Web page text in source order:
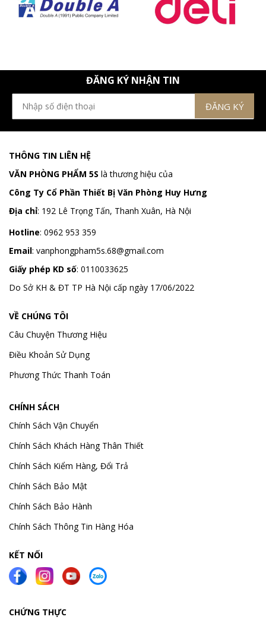
ĐĂNG KÝ NHẬN TIN
THÔNG TIN LIÊN HỆ
VĂN PHÒNG PHẨM 5S là thương hiệu của
Công Ty Cổ Phần Thiết Bị Văn Phòng Huy Hưng
Địa chỉ: 192 Lê Trọng Tấn, Thanh Xuân, Hà Nội
Hotline: 0962 953 359
Email: vanphongpham5s.68@gmail.com
Giấy phép KD số: 0110033625
Do Sở KH & ĐT TP Hà Nội cấp ngày 17/06/2022
VỀ CHÚNG TÔI
Câu Chuyện Thương Hiệu
Điều Khoản Sử Dụng
Phương Thức Thanh Toán
CHÍNH SÁCH
Chính Sách Vận Chuyển
Chính Sách Khách Hàng Thân Thiết
Chính Sách Kiểm Hàng, Đổi Trả
Chính Sách Bảo Mật
Chính Sách Bảo Hành
Chính Sách Thông Tin Hàng Hóa
KẾT NỐI
CHỨNG THỰC